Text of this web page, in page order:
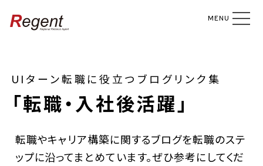
MENU
UIターン転職に役立つブログリンク集
「転職・入社後活躍」
転職やキャリア構築に関するブログを転職のステ
ップに沿ってまとめています。ぜひ参考にしてくだ